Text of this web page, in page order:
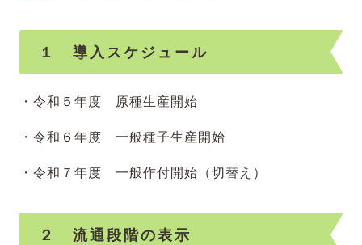
１ 導入スケジュール
・令和５年度 原種生産開始
・令和６年度 一般種子生産開始
・令和７年度 一般作付開始（切替え）
２ 流通段階の表示